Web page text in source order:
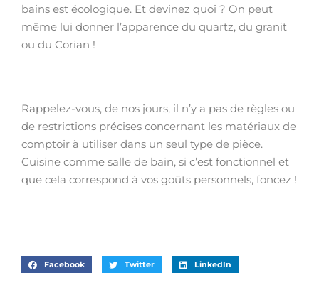
bains est écologique. Et devinez quoi ? On peut
même lui donner l’apparence du quartz, du granit
ou du Corian !
Rappelez-vous, de nos jours, il n’y a pas de règles ou
de restrictions précises concernant les matériaux de
comptoir à utiliser dans un seul type de pièce.
Cuisine comme salle de bain, si c’est fonctionnel et
que cela correspond à vos goûts personnels, foncez !
Facebook Twitter LinkedIn